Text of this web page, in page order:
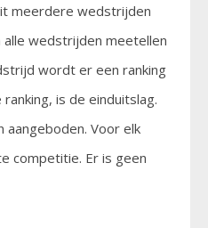
meerdere wedstrijden
wedstrijden meetellen
wordt er een ranking
is de einduitslag.
Voor elk
competitie. Er is geen